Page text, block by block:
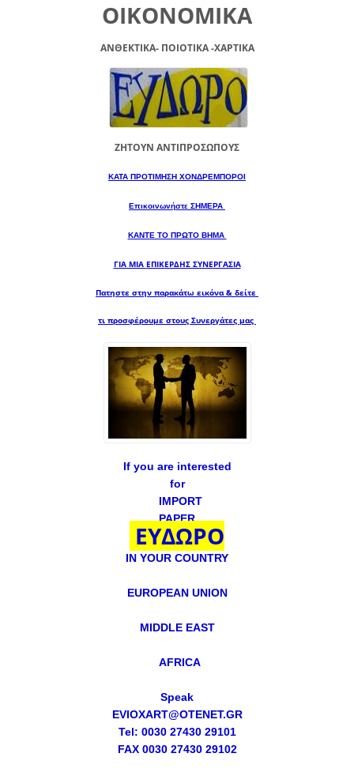
ΟΙΚΟΝΟΜΙΚΑ
ΑΝΘΕΚΤΙΚΑ- ΠΟΙΟΤΙΚΑ -XAPTIKA
ΖΗΤΟΥΝ ΑΝΤΙΠΡΟΣΩΠΟΥΣ
ΚΑΤΑ ΠΡΟΤΙΜΗΣΗ ΧΟΝΔΡΕΜΠΟΡΟΙ
Επικοινωνήστε ΣΗΜΕΡΑ
ΚΑΝΤΕ ΤΟ ΠΡΩΤΟ ΒΗΜΑ
ΓΙΑ ΜΙΑ ΕΠΙΚΕΡΔΗΣ ΣΥΝΕΡΓΑΣΙΑ
Πατηστε στην παρακάτω εικόνα & δείτε
τι προσφέρουμε στους Συνεργάτες μας
If you are interested
for
IMPORT
PAPER
ΕΥΔΩΡΟ
IN YOUR COUNTRY
EUROPEAN UNION
MIDDLE EAST
AFRICA
Speak
EVIOXART@OTENET.GR
Tel: 0030 27430 29101
FAX 0030 27430 29102